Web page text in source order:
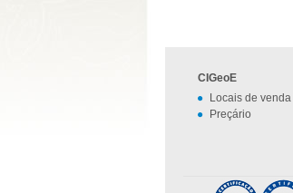
CIGeoE
Locais de venda
Preçário